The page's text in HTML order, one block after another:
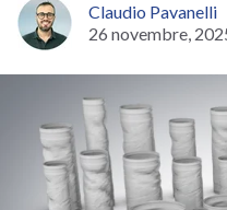
Claudio Pavanelli
26 novembre,